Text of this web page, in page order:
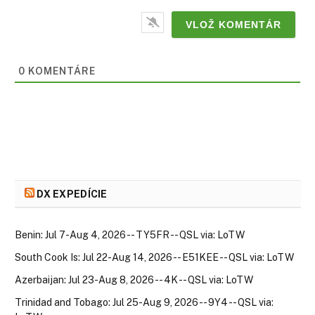
0 KOMENTÁRE
DX EXPEDÍCIE
Benin: Jul 7-Aug 4, 2026 -- TY5FR -- QSL via: LoTW
South Cook Is: Jul 22-Aug 14, 2026 -- E51KEE -- QSL via: LoTW
Azerbaijan: Jul 23-Aug 8, 2026 -- 4K -- QSL via: LoTW
Trinidad and Tobago: Jul 25-Aug 9, 2026 -- 9Y4 -- QSL via: